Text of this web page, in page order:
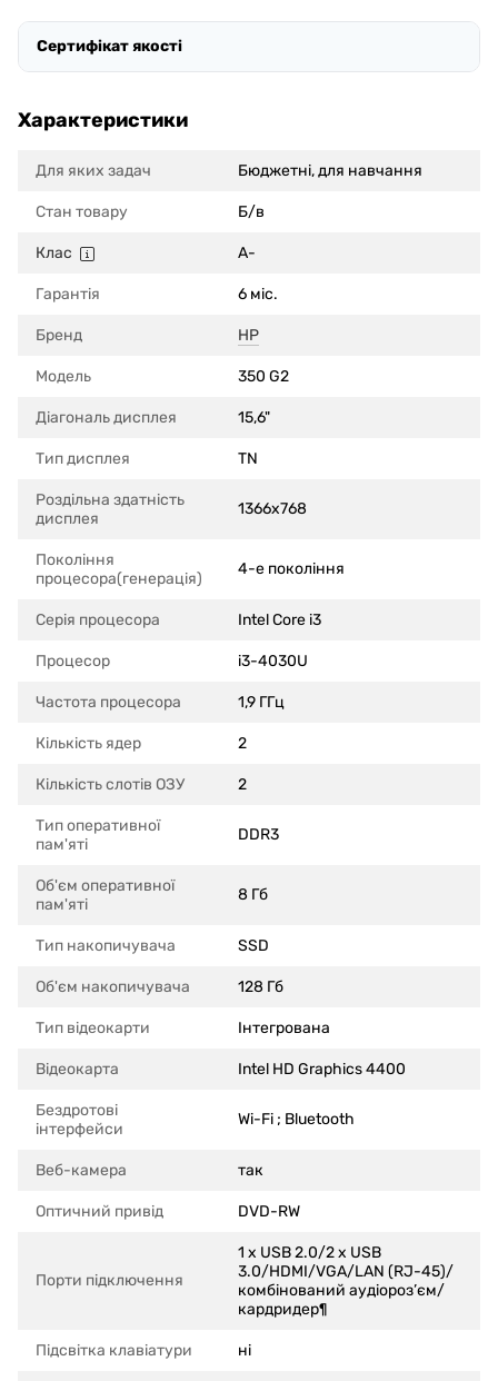
Сертифікат якості
Характеристики
Для яких задач Бюджетні, для навчання
Стан товару Б/в
Клас A-
Гарантія 6 міс.
Бренд HP
Модель 350 G2
Діагональ дисплея 15,6"
Тип дисплея TN
Роздільна здатність
дисплея
1366x768
Покоління
процесора(генерація)
4-е покоління
Серія процесора Intel Core i3
Процесор i3-4030U
Частота процесора 1,9 ГГц
Кількість ядер 2
Кількість слотів ОЗУ 2
Тип оперативної
пам'яті
DDR3
Об'єм оперативної
пам'яті
8 Гб
Тип накопичувача SSD
Об'єм накопичувача 128 Гб
Тип відеокарти Інтегрована
Відеокарта Intel HD Graphics 4400
Бездротові
інтерфейси
Wi-Fi ; Bluetooth
Веб-камера так
Оптичний привід DVD-RW
Порти підключення
1 x USB 2.0/2 x USB
3.0/HDMI/VGA/LAN (RJ-45)/
комбінований аудіороз’єм/
кардридер¶
Підсвітка клавіатури ні